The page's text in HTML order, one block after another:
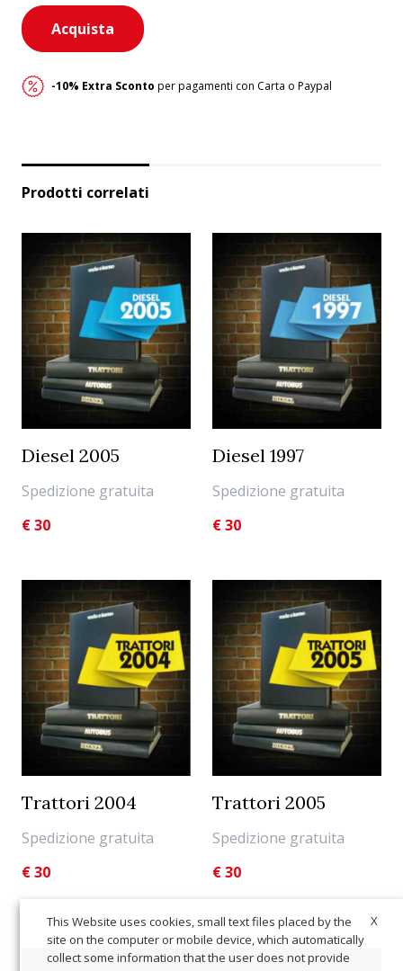
Diesel
2017
quantità
Acquista
-10% Extra Sconto per pagamenti con Carta o Paypal
Prodotti correlati
Diesel 2005
Spedizione gratuita
€30
Diesel 1997
Spedizione gratuita
€30
Trattori 2004
Spedizione gratuita
€30
Trattori 2005
Spedizione gratuita
€30
X
This Website uses cookies, small text files placed by the
site on the computer or mobile device, which automatically
collect some information that the user does not provide